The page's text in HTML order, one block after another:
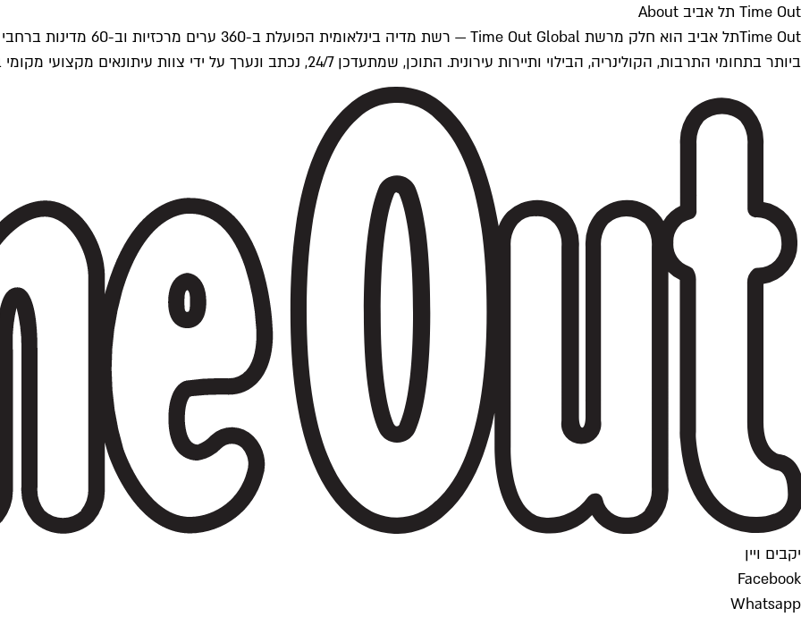
Time Out תל אביב About
ביותר בתחומי התרבות, הקולינריה, הבילוי ותיירות עירונית. התוכן, שמתעדכן 24/7, נכתב ונערך על ידי צוות עיתונאים מקצועי מקומי בישראל, בהתאם לסטנדרטים של Time Out העולמית.
יקבים ויין
Facebook
Whatsapp